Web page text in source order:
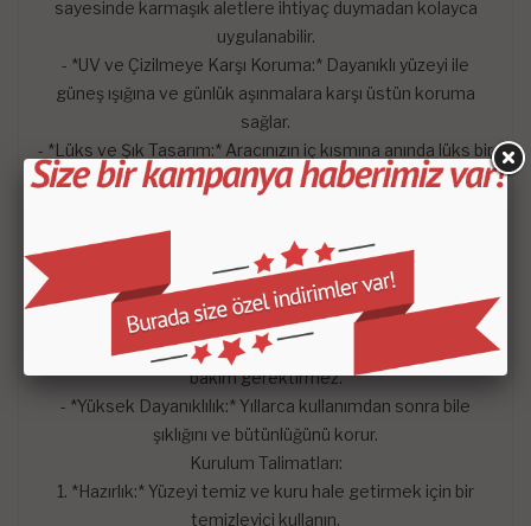
sayesinde karmaşık aletlere ihtiyaç duymadan kolayca
uygulanabilir.
- *UV ve Çizilmeye Karşı Koruma:* Dayanıklı yüzeyi ile
güneş ışığına ve günlük aşınmalara karşı üstün koruma
sağlar.
- *Lüks ve Şık Tasarım:* Aracınızın iç kısmına anında lüks bir
dokunuş katar ve estetik görünümü artırır.
Estetik İyileştirme:* Aracınıza kişiselleştirilmiş ve zarif bir
görünüm kazandırır.
- *Koruma:* Orijinal gösterge paneli yüzeyini koruyarak
uzun ömürlü kullanım sağlar.
- *Kolay Bakım:* Kolay temizlenebilen yüzeyi sayesinde
bakım gerektirmez.
- *Yüksek Dayanıklılık:* Yıllarca kullanımdan sonra bile
şıklığını ve bütünlüğünü korur.
Kurulum Talimatları:
1. *Hazırlık:* Yüzeyi temiz ve kuru hale getirmek için bir
temizleyici kullanın.